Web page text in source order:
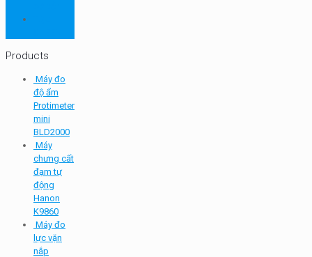
Products
Máy đo
độ ẩm
Protimeter
mini
BLD2000
Máy
chưng cất
đạm tự
động
Hanon
K9860
Máy đo
lực vặn
nắp